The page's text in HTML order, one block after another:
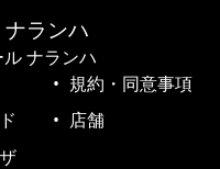
ランハ
ナランハ
規約・同意事項
店舗